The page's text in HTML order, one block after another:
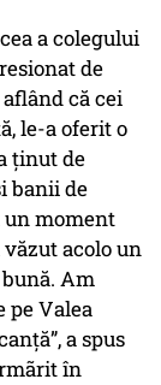
a colegului
de
că cei
le-a oferit o
ținut de
banii de
un moment
acolo un
Am
pe Valea
a spus
în